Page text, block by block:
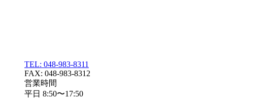
TEL: 048-983-8311
FAX: 048-983-8312
営業時間
平日 8:50〜17:50